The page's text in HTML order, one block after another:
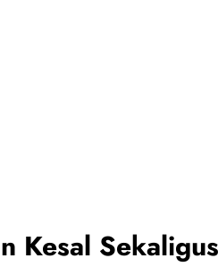
Kesal Sekaligus